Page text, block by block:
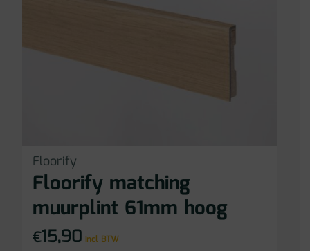
Floorify
Floorify matching
muurplint 61mm hoog
€15,90 incl BTW